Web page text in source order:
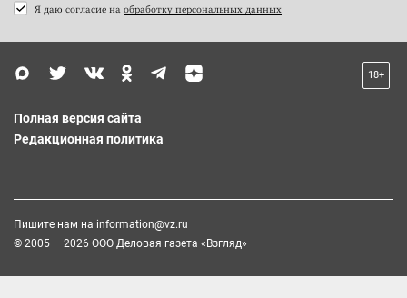
Я даю согласие на обработку персональных данных
18+
Полная версия сайта
Редакционная политика
Пишите нам на information@vz.ru
© 2005 — 2026 ООО Деловая газета «Взгляд»